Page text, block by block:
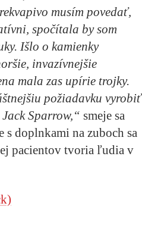
musím povedať,
spočítala by som
Išlo o kamienky
invazívnejšie
mala zas upírie trojky.
požiadavku vyrobiť
Sparrow,“ smeje sa
doplnkami na zuboch sa
pacientov tvoria ľudia v